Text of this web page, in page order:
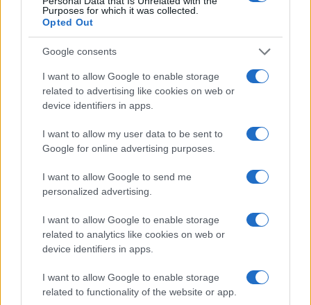
Purposes for which it was collected.
Opted Out
Google consents
I want to allow Google to enable storage
related to advertising like cookies on web or
device identifiers in apps.
I want to allow my user data to be sent to
Google for online advertising purposes.
I want to allow Google to send me
personalized advertising.
I want to allow Google to enable storage
related to analytics like cookies on web or
device identifiers in apps.
I want to allow Google to enable storage
related to functionality of the website or app.
daGoogle News
F
ce
o
o
k
T
it
te
r
Pi
te
re
st
W
at
s
A
p
p
S
a
re
Articolo precedente
NOTIZIE RECENTI
Gallura